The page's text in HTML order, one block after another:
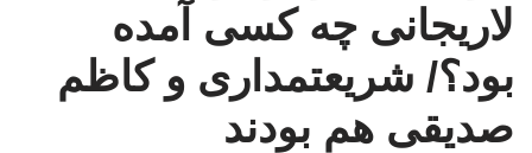
لاریجانی چه کسی آمده
بود؟/ شریعتمداری و کاظم
صدیقی هم بودند